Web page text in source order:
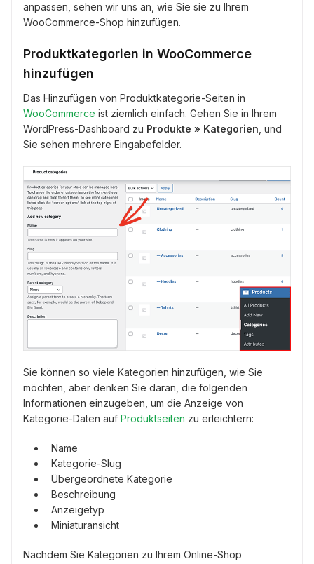
anpassen, sehen wir uns an, wie Sie sie zu Ihrem
WooCommerce-Shop hinzufügen.
Produktkategorien in WooCommerce
hinzufügen
Das Hinzufügen von Produktkategorie-Seiten in
WooCommerce ist ziemlich einfach. Gehen Sie in Ihrem
WordPress-Dashboard zu Produkte » Kategorien , und
Sie sehen mehrere Eingabefelder.
Sie können so viele Kategorien hinzufügen, wie Sie
möchten, aber denken Sie daran, die folgenden
Informationen einzugeben, um die Anzeige von
Kategorie-Daten auf Produktseiten zu erleichtern:
Name
Kategorie-Slug
Übergeordnete Kategorie
Beschreibung
Anzeigetyp
Miniaturansicht
Nachdem Sie Kategorien zu Ihrem Online-Shop